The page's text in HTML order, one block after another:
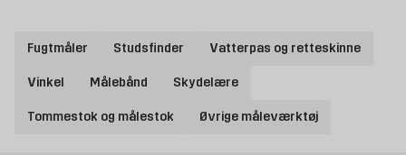
blandt andet vaterpas, vinkelhager og tommestokke. Med et vaterpas kan
dig med at få rette vinkler, og med et målebånd måler du længde. Vi har
laser, hvilket kan gøre arbejdet meget lettere ved større opgaver. Glem ikke
Fugtmåler Studsfinder Vatterpas og retteskinne
Vinkel Målebånd Skydelære
Tommestok og målestok Øvrige måleværktøj